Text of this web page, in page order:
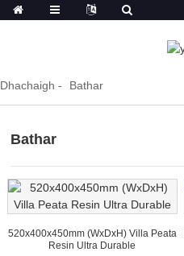
Dhachaigh Bathar
Bathar
520x400x450mm (WxDxH) Villa Peata
Resin Ultra Durable